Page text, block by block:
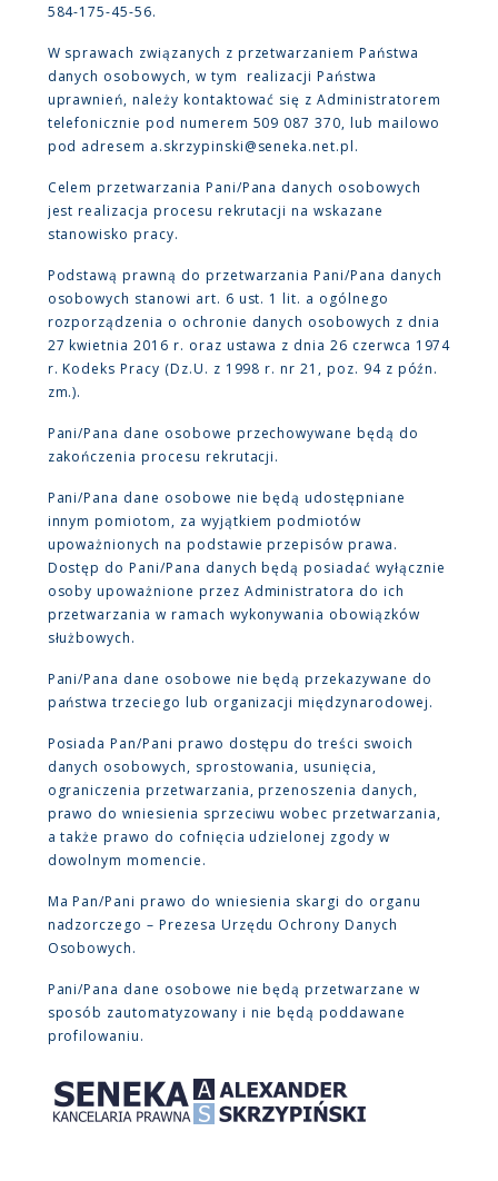
584-175-45-56.
W sprawach związanych z przetwarzaniem Państwa
danych osobowych, w tym realizacji Państwa
uprawnień, należy kontaktować się z Administratorem
telefonicznie pod numerem 509 087 370, lub mailowo
pod adresem a.skrzypinski@seneka.net.pl.
Celem przetwarzania Pani/Pana danych osobowych
jest realizacja procesu rekrutacji na wskazane
stanowisko pracy.
Podstawą prawną do przetwarzania Pani/Pana danych
osobowych stanowi art. 6 ust. 1 lit. a ogólnego
rozporządzenia o ochronie danych osobowych z dnia
27 kwietnia 2016 r. oraz ustawa z dnia 26 czerwca 1974
r. Kodeks Pracy (Dz.U. z 1998 r. nr 21, poz. 94 z późn.
zm.).
Pani/Pana dane osobowe przechowywane będą do
zakończenia procesu rekrutacji.
Pani/Pana dane osobowe nie będą udostępniane
innym pomiotom, za wyjątkiem podmiotów
upoważnionych na podstawie przepisów prawa.
Dostęp do Pani/Pana danych będą posiadać wyłącznie
osoby upoważnione przez Administratora do ich
przetwarzania w ramach wykonywania obowiązków
służbowych.
Pani/Pana dane osobowe nie będą przekazywane do
państwa trzeciego lub organizacji międzynarodowej.
Posiada Pan/Pani prawo dostępu do treści swoich
danych osobowych, sprostowania, usunięcia,
ograniczenia przetwarzania, przenoszenia danych,
prawo do wniesienia sprzeciwu wobec przetwarzania,
a także prawo do cofnięcia udzielonej zgody w
dowolnym momencie.
Ma Pan/Pani prawo do wniesienia skargi do organu
nadzorczego – Prezesa Urzędu Ochrony Danych
Osobowych.
Pani/Pana dane osobowe nie będą przetwarzane w
sposób zautomatyzowany i nie będą poddawane
profilowaniu.